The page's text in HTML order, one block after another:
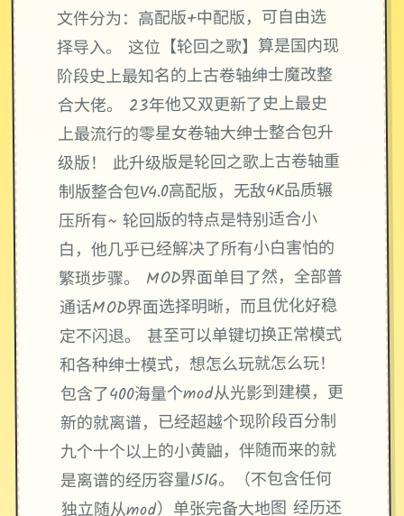
文件分为：高配版+中配版，可自由选
择导入。 这位【轮回之歌】算是国内现
阶段史上最知名的上古卷轴绅士魔改整
合大佬。 23年他又双更新了史上最史
上最流行的零星女卷轴大绅士整合包升
级版！ 此升级版是轮回之歌上古卷轴重
制版整合包V4.0高配版，无敌4K品质辗
压所有~ 轮回版的特点是特别适合小
白，他几乎已经解决了所有小白害怕的
繁琐步骤。 MOD界面单目了然，全部普
通话MOD界面选择明晰，而且优化好稳
定不闪退。 甚至可以单键切换正常模式
和各种绅士模式，想怎么玩就怎么玩！
包含了400海量个mod从光影到建模，更
新的就离谱，已经超越个现阶段百分制
九个十个以上的小黄鼬，伴随而来的就
是离谱的经历容量151G。（不包含任何